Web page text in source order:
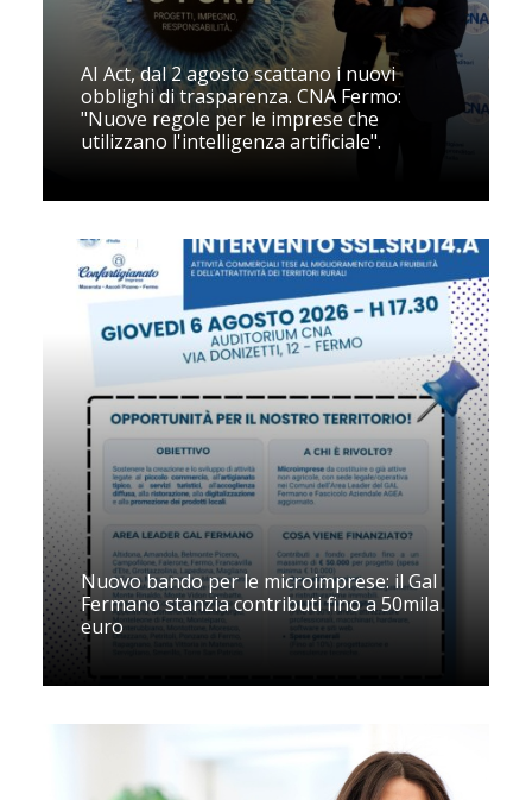
AI Act, dal 2 agosto scattano i nuovi
obblighi di trasparenza. CNA Fermo:
"Nuove regole per le imprese che
utilizzano l'intelligenza artificiale".
Nuovo bando per le microimprese: il Gal
Fermano stanzia contributi fino a 50mila
euro